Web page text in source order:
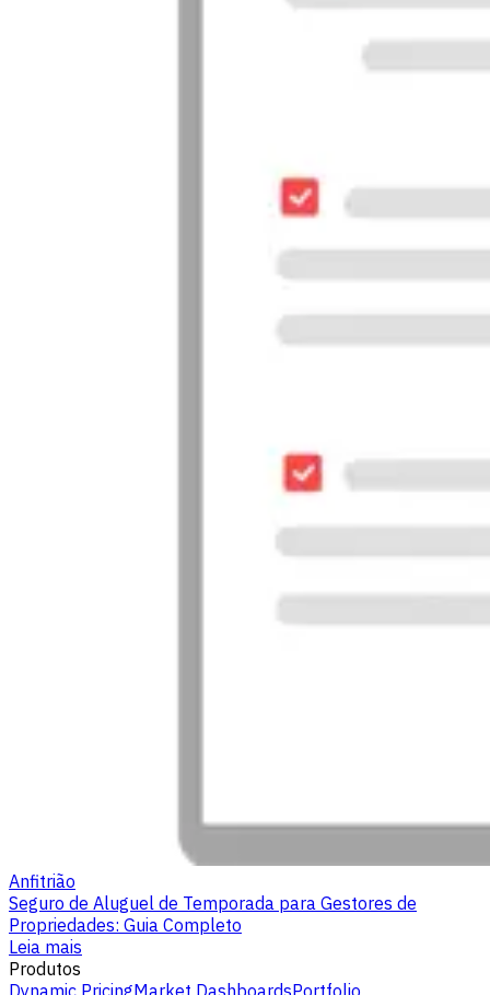
Anfitrião
Seguro de Aluguel de Temporada para Gestores de
Propriedades: Guia Completo
Leia mais
Produtos